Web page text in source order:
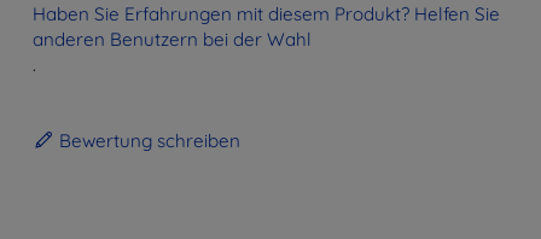
Haben Sie Erfahrungen mit diesem Produkt? Helfen Sie
anderen Benutzern bei der Wahl
.
Bewertung schreiben